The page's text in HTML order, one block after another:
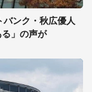
ンク・秋広優人
」の声が